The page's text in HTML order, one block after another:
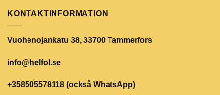
KONTAKTINFORMATION
Vuohenojankatu 38, 33700 Tammerfors
info@helfol.se
+358505578118 (också WhatsApp)